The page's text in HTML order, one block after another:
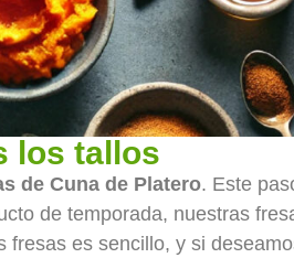
los tallos
de Cuna de Platero. Este
de temporada, nuestras
es sencillo, y si